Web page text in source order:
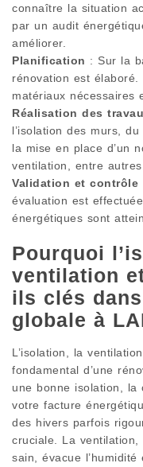
connaître la situation
par un audit
améliorer.
Planification : Sur la
rénovation est
matériaux nécessaires
Réalisation des
l’isolation des murs,
la mise en place d’un
ventilation, entre autres.
Validation et contrôle
évaluation est
énergétiques sont
Pourquoi
ventilation
ils clés
globale à
L’isolation, la
fondamental d’une
une bonne isolation, la
votre facture
des hivers parfois
cruciale. La
sain, évacue